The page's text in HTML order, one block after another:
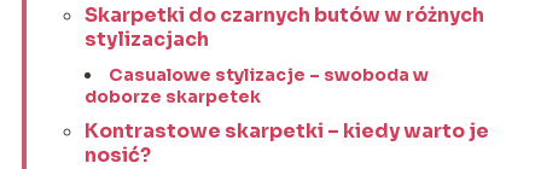
Skarpetki do czarnych butów w różnych
stylizacjach
Casualowe stylizacje – swoboda w
doborze skarpetek
Kontrastowe skarpetki – kiedy warto je
nosić?